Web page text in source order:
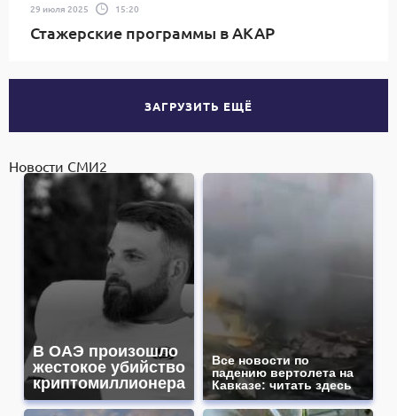
29 июля 2025 15:20
Стажерские программы в АКАР
ЗАГРУЗИТЬ ЕЩЁ
Новости СМИ2
В ОАЭ произошло
жестокое убийство
криптомиллионера
Все новости по
падению вертолета на
Кавказе: читать здесь